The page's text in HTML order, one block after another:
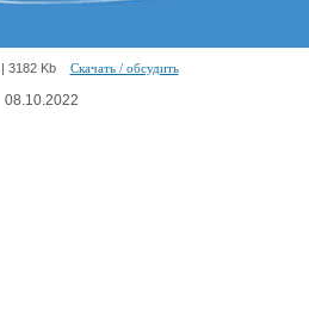
| 3182 Kb Скачать / обсудить
08.10.2022